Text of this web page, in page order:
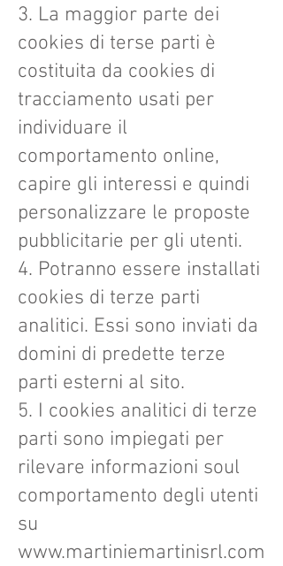
3. La maggior parte dei
cookies di terse parti è
costituita da cookies di
tracciamento usati per
individuare il
comportamento online,
capire gli interessi e quindi
personalizzare le proposte
pubblicitarie per gli utenti.
4. Potranno essere installati
cookies di terze parti
analitici. Essi sono inviati da
domini di predette terze
parti esterni al sito.
5. I cookies analitici di terze
parti sono impiegati per
rilevare informazioni soul
comportamento degli utenti
su
www.martiniemartinisrl.com